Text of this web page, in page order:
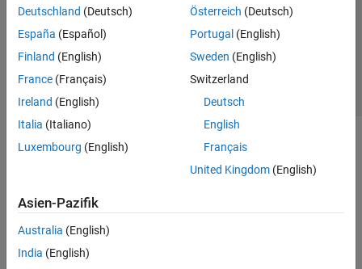
Deutschland (Deutsch)
España (Español)
Finland (English)
France (Français)
Ireland (English)
Italia (Italiano)
Luxembourg (English)
Österreich (Deutsch)
Portugal (English)
Sweden (English)
Switzerland
Deutsch
English
Français
United Kingdom(English)
Asien-Pazifik
Australia (English)
India (English)
© 1994-2026 The MathWorks, Inc.
Website auswählen
Deutschland